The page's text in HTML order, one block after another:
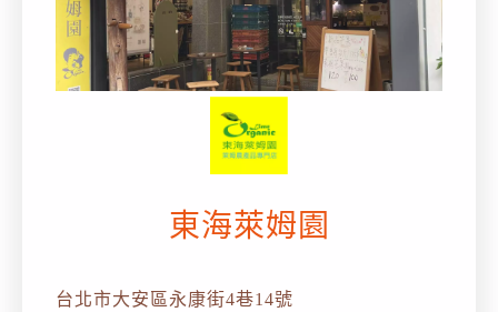
東海萊姆園
台北市大安區永康街4巷14號